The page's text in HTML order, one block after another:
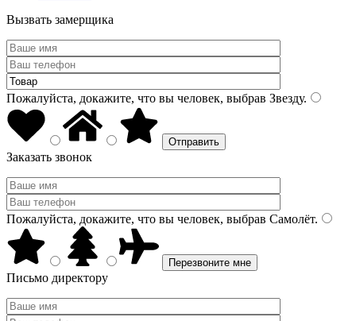
Вызвать замерщика
Пожалуйста, докажите, что вы человек, выбрав Звезду.
Заказать звонок
Пожалуйста, докажите, что вы человек, выбрав Самолёт.
Письмо директору